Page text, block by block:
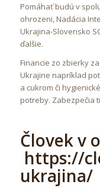
Pomáhať budú v
ohrozeni, Nadácia
Ukrajina-Slovensko
ďalšie.
Financie zo zbierky
Ukrajine napríklad
a cukrom či
potreby. Zabezpečia
Človek v
https://
ukrajina/